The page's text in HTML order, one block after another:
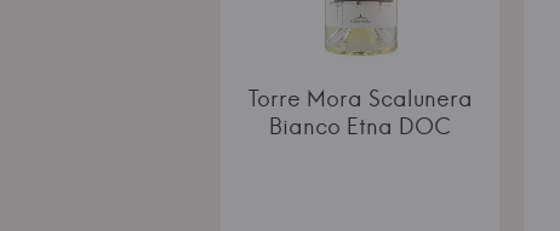
Torre Mora Scalunera
Bianco Etna DOC